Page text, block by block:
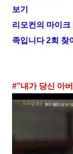
보기
리모컨의 마이
족입니다 2회 찾
#”내가 당신 아